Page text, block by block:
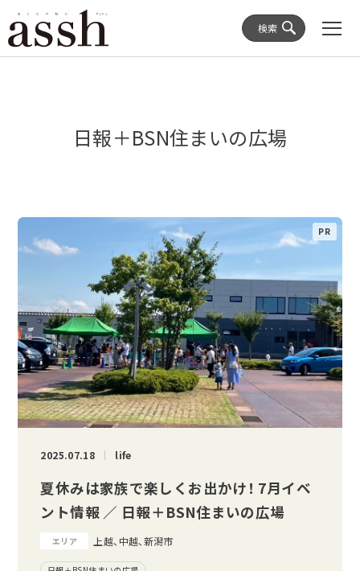
検索
日報＋BSN住まいの広場
2025.07.18 life
夏休みは家族で楽しくお出かけ！ 7月イベ
ント情報 ／ 日報＋BSN住まいの広場
エリア 上越、中越、新潟市